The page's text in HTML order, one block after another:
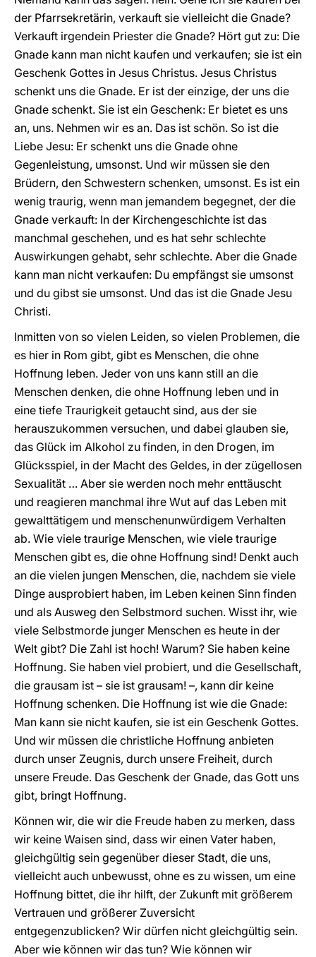
der Pfarrsekretärin, verkauft sie vielleicht die Gnade?
Verkauft irgendein Priester die Gnade? Hört gut zu: Die
Gnade kann man nicht kaufen und verkaufen; sie ist ein
Geschenk Gottes in Jesus Christus. Jesus Christus
schenkt uns die Gnade. Er ist der einzige, der uns die
Gnade schenkt. Sie ist ein Geschenk: Er bietet es uns
an, uns. Nehmen wir es an. Das ist schön. So ist die
Liebe Jesu: Er schenkt uns die Gnade ohne
Gegenleistung, umsonst. Und wir müssen sie den
Brüdern, den Schwestern schenken, umsonst. Es ist ein
wenig traurig, wenn man jemandem begegnet, der die
Gnade verkauft: In der Kirchengeschichte ist das
manchmal geschehen, und es hat sehr schlechte
Auswirkungen gehabt, sehr schlechte. Aber die Gnade
kann man nicht verkaufen: Du empfängst sie umsonst
und du gibst sie umsonst. Und das ist die Gnade Jesu
Christi.
Inmitten von so vielen Leiden, so vielen Problemen, die
es hier in Rom gibt, gibt es Menschen, die ohne
Hoffnung leben. Jeder von uns kann still an die
Menschen denken, die ohne Hoffnung leben und in
eine tiefe Traurigkeit getaucht sind, aus der sie
herauszukommen versuchen, und dabei glauben sie,
das Glück im Alkohol zu finden, in den Drogen, im
Glücksspiel, in der Macht des Geldes, in der zügellosen
Sexualität … Aber sie werden noch mehr enttäuscht
und reagieren manchmal ihre Wut auf das Leben mit
gewalttätigem und menschenunwürdigem Verhalten
ab. Wie viele traurige Menschen, wie viele traurige
Menschen gibt es, die ohne Hoffnung sind! Denkt auch
an die vielen jungen Menschen, die, nachdem sie viele
Dinge ausprobiert haben, im Leben keinen Sinn finden
und als Ausweg den Selbstmord suchen. Wisst ihr, wie
viele Selbstmorde junger Menschen es heute in der
Welt gibt? Die Zahl ist hoch! Warum? Sie haben keine
Hoffnung. Sie haben viel probiert, und die Gesellschaft,
die grausam ist – sie ist grausam! –, kann dir keine
Hoffnung schenken. Die Hoffnung ist wie die Gnade:
Man kann sie nicht kaufen, sie ist ein Geschenk Gottes.
Und wir müssen die christliche Hoffnung anbieten
durch unser Zeugnis, durch unsere Freiheit, durch
unsere Freude. Das Geschenk der Gnade, das Gott uns
gibt, bringt Hoffnung.
Können wir, die wir die Freude haben zu merken, dass
wir keine Waisen sind, dass wir einen Vater haben,
gleichgültig sein gegenüber dieser Stadt, die uns,
vielleicht auch unbewusst, ohne es zu wissen, um eine
Hoffnung bittet, die ihr hilft, der Zukunft mit größerem
Vertrauen und größerer Zuversicht
entgegenzublicken? Wir dürfen nicht gleichgültig sein.
Aber wie können wir das tun? Wie können wir